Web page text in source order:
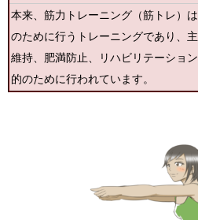
本来、筋力トレーニング（筋トレ）
のために行うトレーニングであり、
維持、肥満防止、リハビリテーショ
的のために行われています。